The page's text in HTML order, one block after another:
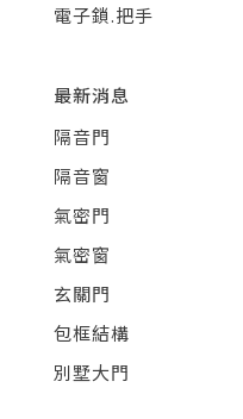
電子鎖.把手
最新消息
隔音門
隔音窗
氣密門
氣密窗
玄關門
包框結構
別墅大門